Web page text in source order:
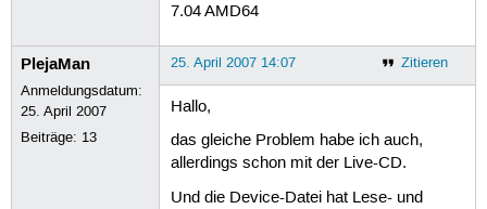
7.04 AMD64
PlejaMan
Anmeldungsdatum:
25. April 2007
Beiträge: 13
Zitieren
25. April 2007 14:07
Hallo,
das gleiche Problem habe ich auch,
allerdings schon mit der Live-CD.
Und die Device-Datei hat Lese- und